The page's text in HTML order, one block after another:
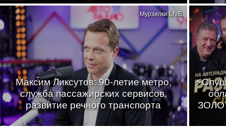
Максим Ликсутов: 90-летие метро,
служба пассажирских сервисов,
развитие речного транспорта
Мурзилки LIVE